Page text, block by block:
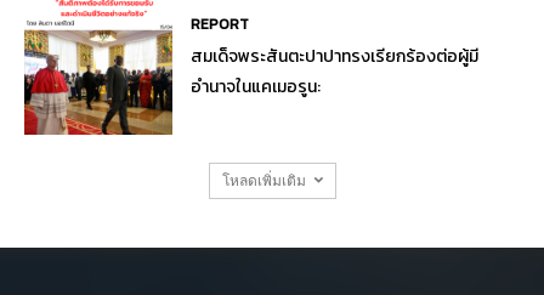
REPORT
สมเด็จพระสันตะปาปาทรงเรียกร้องต่อผู้มี
อำนาจในแคเมอรูน:
โหลดเพิ่มเติม